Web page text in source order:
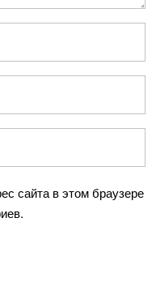
сайта в этом браузере